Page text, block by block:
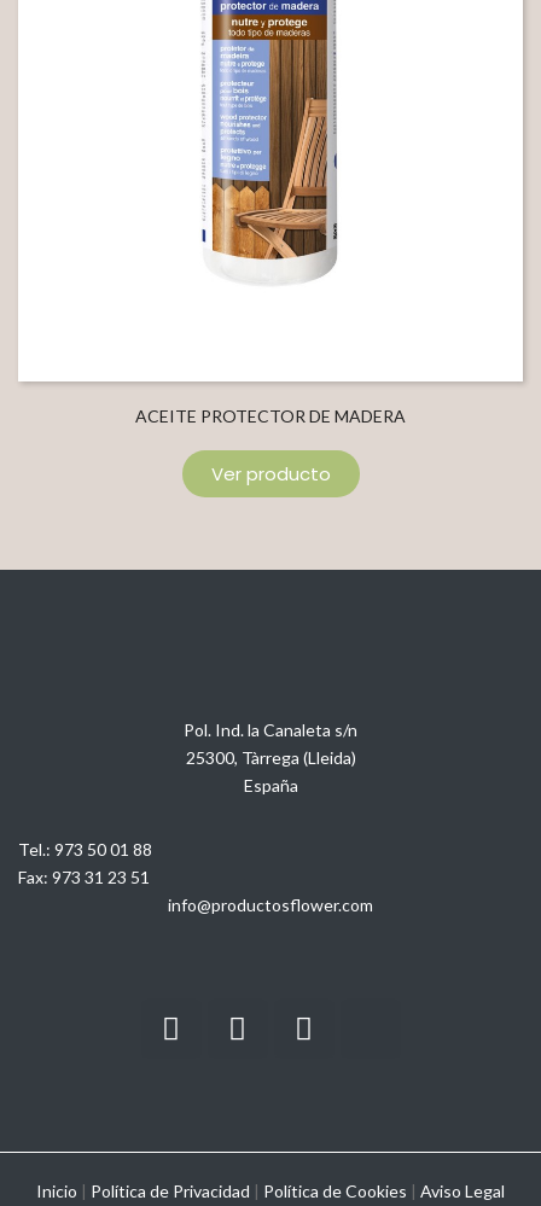
ACEITE PROTECTOR DE MADERA
Ver producto
Pol. Ind. la Canaleta s/n
25300, Tàrrega (Lleida)
España
Tel.: 973 50 01 88
Fax: 973 31 23 51
info@productosflower.com
Inicio | Política de Privacidad | Política de Cookies | Aviso Legal